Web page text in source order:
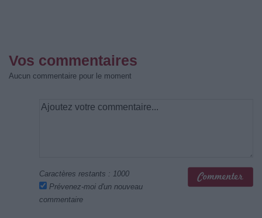
Vos commentaires
Aucun commentaire pour le moment
Caractères restants : 1000
Prévenez-moi d'un nouveau
commentaire